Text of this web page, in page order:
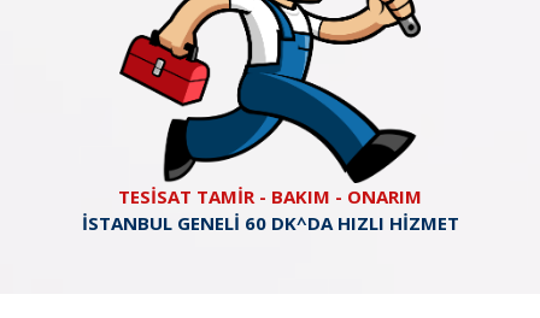
TESİSAT TAMİR - BAKIM - ONARIM
İSTANBUL GENELİ 60 DK^DA HIZLI HİZMET